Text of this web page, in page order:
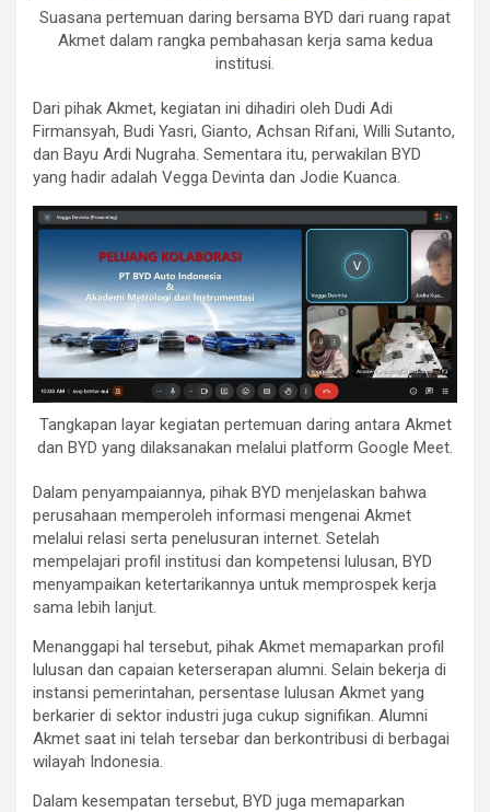
Suasana pertemuan daring bersama BYD dari ruang rapat
Akmet dalam rangka pembahasan kerja sama kedua
institusi.
Dari pihak Akmet, kegiatan ini dihadiri oleh Dudi Adi
Firmansyah, Budi Yasri, Gianto, Achsan Rifani, Willi Sutanto,
dan Bayu Ardi Nugraha. Sementara itu, perwakilan BYD
yang hadir adalah Vegga Devinta dan Jodie Kuanca.
Tangkapan layar kegiatan pertemuan daring antara Akmet
dan BYD yang dilaksanakan melalui platform Google Meet.
Dalam penyampaiannya, pihak BYD menjelaskan bahwa
perusahaan memperoleh informasi mengenai Akmet
melalui relasi serta penelusuran internet. Setelah
mempelajari profil institusi dan kompetensi lulusan, BYD
menyampaikan ketertarikannya untuk memprospek kerja
sama lebih lanjut.
Menanggapi hal tersebut, pihak Akmet memaparkan profil
lulusan dan capaian keterserapan alumni. Selain bekerja di
instansi pemerintahan, persentase lulusan Akmet yang
berkarier di sektor industri juga cukup signifikan. Alumni
Akmet saat ini telah tersebar dan berkontribusi di berbagai
wilayah Indonesia.
Dalam kesempatan tersebut, BYD juga memaparkan